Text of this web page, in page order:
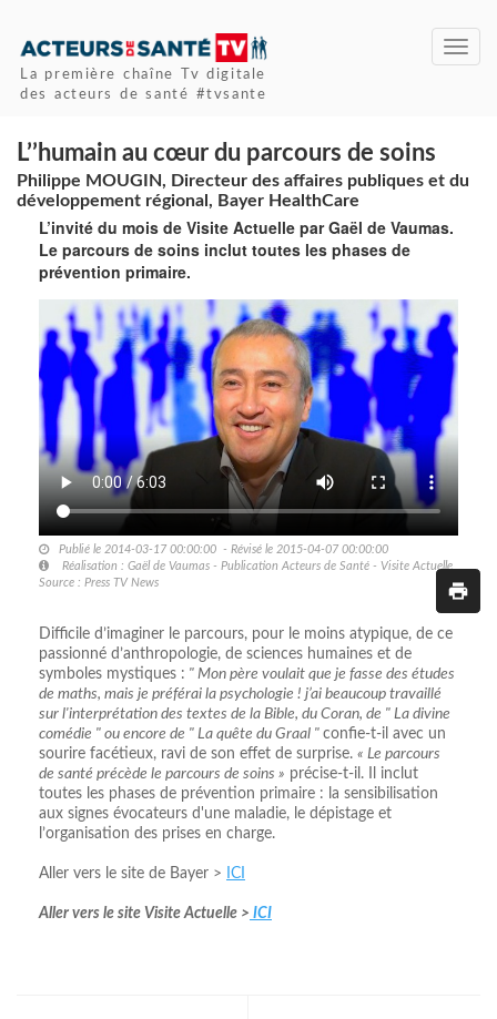
La première chaîne Tv digitale
des acteurs de santé #tvsante
L’’humain au cœur du parcours de soins
Philippe MOUGIN, Directeur des affaires publiques et du
développement régional, Bayer HealthCare
L’invité du mois de Visite Actuelle par Gaël de Vaumas.
Le parcours de soins inclut toutes les phases de
prévention primaire.
Publié le 2014-03-17 00:00:00 - Révisé le 2015-04-07 00:00:00
Réalisation : Gaël de Vaumas - Publication Acteurs de Santé - Visite Actuelle
Source : Press TV News
Difficile d’imaginer le parcours, pour le moins atypique, de ce
passionné d’anthropologie, de sciences humaines et de
symboles mystiques : " Mon père voulait que je fasse des études
de maths, mais je préférai la psychologie ! j’ai beaucoup travaillé
sur l'interprétation des textes de la Bible, du Coran, de " La divine
comédie " ou encore de " La quête du Graal " confie-t-il avec un
sourire facétieux, ravi de son effet de surprise. « Le parcours
de santé précède le parcours de soins » précise-t-il. Il inclut
toutes les phases de prévention primaire : la sensibilisation
aux signes évocateurs d'une maladie, le dépistage et
l’organisation des prises en charge.
Aller vers le site de Bayer > ICI
Aller vers le site Visite Actuelle > ICI